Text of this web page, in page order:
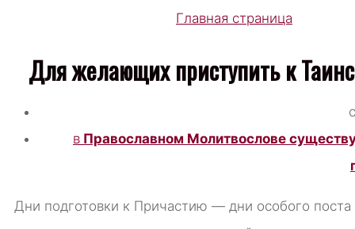
Главная страница
Для желающих приступить к
в Православном Молитвослове
Дни подготовки к Причастию — дни особого